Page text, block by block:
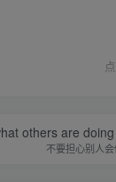
others are
不要担心别人